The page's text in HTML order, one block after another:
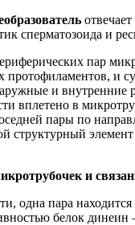
сперматозоида и
пар
и
и внутренние
вплетено в
пары по
структурный
и
одна пара
белок динеин